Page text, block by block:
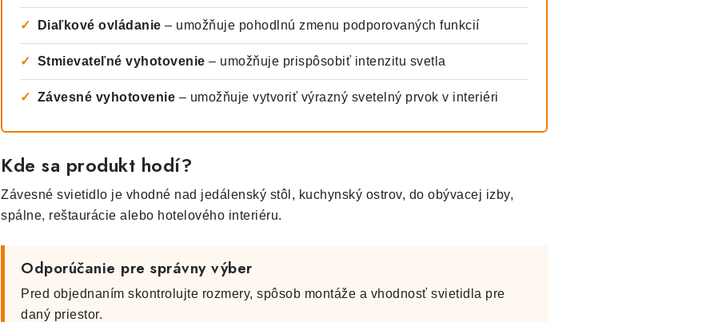
✓ Diaľkové ovládanie – umožňuje pohodlnú zmenu podporovaných funkcií
✓ Stmievateľné vyhotovenie – umožňuje prispôsobiť intenzitu svetla
✓ Závesné vyhotovenie – umožňuje vytvoriť výrazný svetelný prvok v interiéri
Kde sa produkt hodí?
Závesné svietidlo je vhodné nad jedálenský stôl, kuchynský ostrov, do obývacej izby,
spálne, reštaurácie alebo hotelového interiéru.
Odporúčanie pre správny výber
Pred objednaním skontrolujte rozmery, spôsob montáže a vhodnosť svietidla pre
daný priestor.